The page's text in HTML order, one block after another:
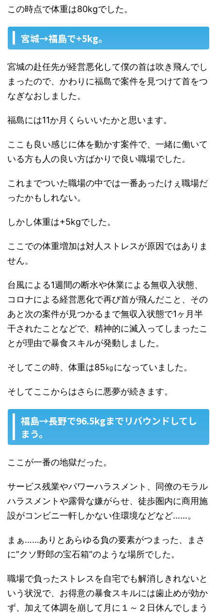
この時点で体重は80kgでした。
宮城→福島で+5kg。
宮城の赴任先が経営悪化して僕の首は吹き飛んでし
まったので、かわりに福島で案件を見つけて首をつ
なぎなおしました。
福島には11か月くらいいたかと思います。
ここも良い感じに体を動かす案件で、一緒に働いて
いる方も人の良い方ばかりで良い職場でした。
これまでついた職場の中では一番あったけぇ職場だ
ったかもしれない。
しかし体重は+5kgでした。
ここでの体重増加は対人ストレスが原因ではありま
せん。
台風による1週間の断水や休業による無収入状態、
コロナによる経営悪化で再び首が飛んだこと、その
あと次の案件が見つかるまで無収入状態で1ヶ月半
干されたことなどで、精神的に滅入ってしまったこ
とが理由で暴食スキルが発動しました。
そしてこの時、体重は85㎏になっていました。
そしてここからはさらに悪夢が続きます。
福島→長野で96.5kgまでリバウンドしてし
まう。
ここが一番の地獄だった。
サービス残業やパワーハラスメント、同僚のモラル
ハラスメントや露骨な嫌がらせ、徒歩圏内に商用施
設がコンビニ一軒しかない住環境などなど……。
まぁ……ありとあらゆる負の要素がつまった、まさ
に”クソ野郎の宝石箱”のような場所でした。
職場で負ったストレスを自宅でも解消しきれないと
いう状況で、お得意の暴食スキルには歯止めが効か
ず、加えて体調を崩して月に１～２日休んでしまう